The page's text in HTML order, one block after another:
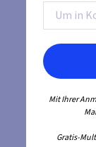
Mit Ihrer
Gratis-